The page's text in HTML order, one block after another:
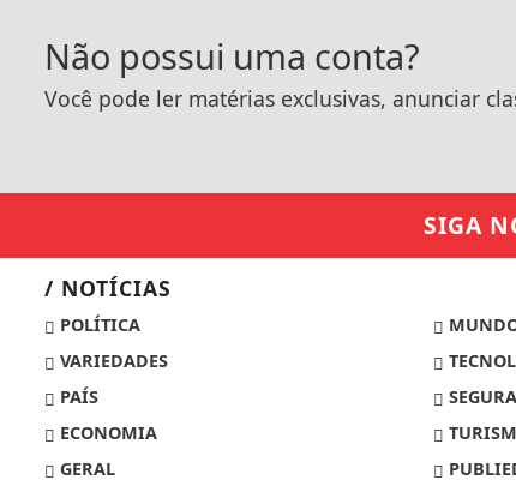
Não possui uma conta?
Você pode ler matérias exclusivas, anunciar
SIGA
/ NOTÍCIAS
POLÍTICA
VARIEDADES
PAÍS
ECONOMIA
GERAL